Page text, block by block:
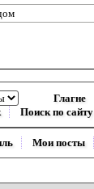
Глагне
Поиск по сайту
Мои посты